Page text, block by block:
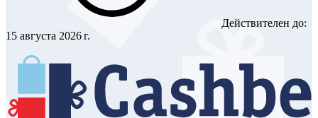
Действителен до:
15 августа 2026 г.